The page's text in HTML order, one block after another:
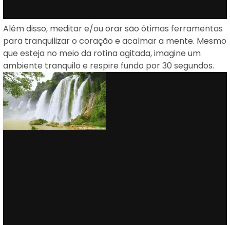
Além disso, meditar e/ou orar são ótimas ferramentas
para tranquilizar o coração e acalmar a mente. Mesmo
que esteja no meio da rotina agitada, imagine um
ambiente tranquilo e respire fundo por 30 segundos.